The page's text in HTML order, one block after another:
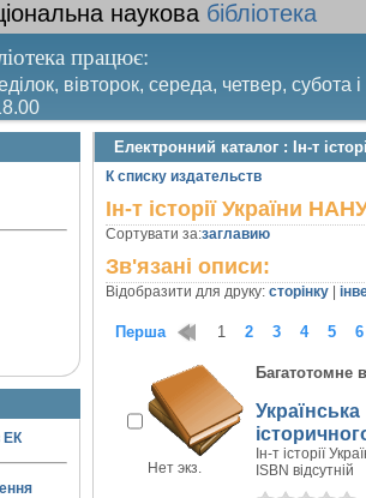
наукова бібліотека
працює:
вівторок, середа, четвер, субота
день – п’ятниця. Останній четвер
ЕК
Електронний каталог : Ін-т
К списку издательств
Ін-т історії України
Сортувати за:заглавию
Зв'язані описи:
Відобразити для друку: сторінку
Перша 1 2 3 4 5 6
Нет экз.
Багатотомне
Ін-т історії
ISBN відсутній